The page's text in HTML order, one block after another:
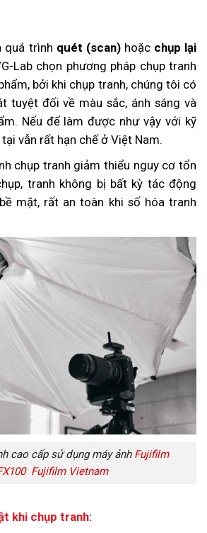
quá trình quét (scan)hoặc chụp lại
Lab chọn phương pháp chụp tranh
bởi khi chụp tranh, chúng tôi có
tuyệt đối về màu sắc, ánh sáng và
Nếu để làm được như vậy với kỹ
vẫn rất hạn chế ở Việt Nam.
chụp tranh giảm thiểu nguy cơ tổn
tranh không bị bất kỳ tác động
mặt, rất an toàn khi số hóa tranh
cao cấp sử dụng máy ảnh Fujifilm
Fujifilm Vietnam
khi chụp tranh: